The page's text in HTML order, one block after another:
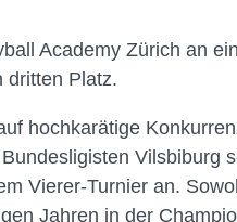
Academy Zürich an
dritten Platz.
hochkarätige
Vilsbiburg
Vierer-Turnier an.
Jahren in der